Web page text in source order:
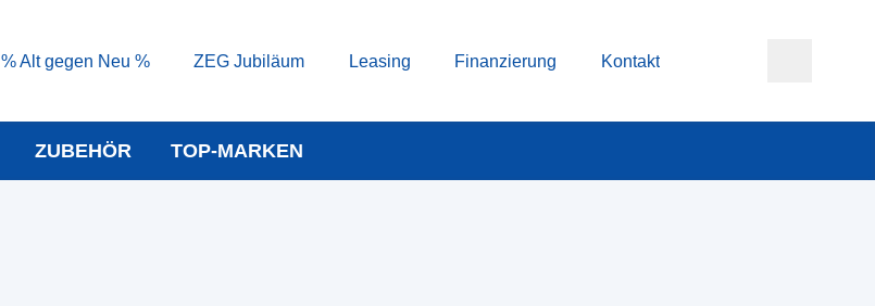
% Alt gegen Neu % ZEG Jubiläum Leasing Finanzierung Kontakt
ZUBEHÖR TOP-MARKEN